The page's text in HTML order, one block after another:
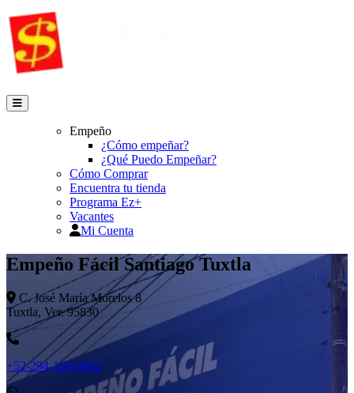
Empeño
¿Cómo empeñar?
¿Qué Puedo Empeñar?
Cómo Comprar
Encuentra tu tienda
Programa Ez+
Vacantes
Mi Cuenta
Empeño Fácil Santiago Tuxtla
C. José María Morelos 8
Tuxtla, Ver. 95830
+52-294-168-6982